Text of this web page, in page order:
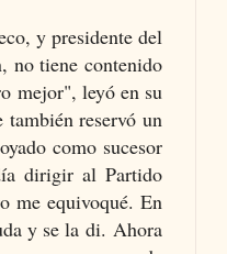
y presidente del
no tiene contenido
mejor", leyó en su
también reservó un
como sucesor
dirigir al Partido
me equivoqué. En
y se la di. Ahora